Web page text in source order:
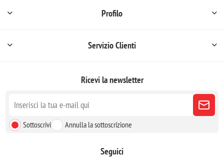
Profilo
Servizio Clienti
Ricevi la newsletter
Sottoscrivi Annulla la sottoscrizione
Seguici